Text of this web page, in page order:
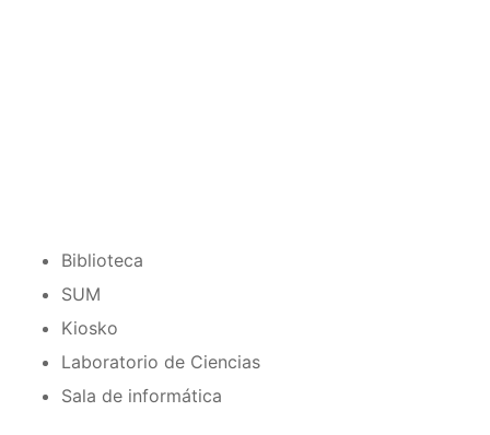
Biblioteca
SUM
Kiosko
Laboratorio de Ciencias
Sala de informática